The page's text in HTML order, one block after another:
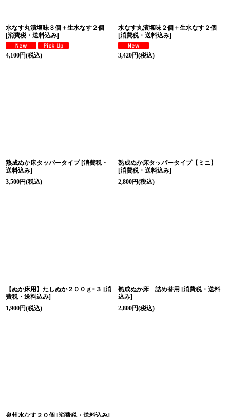
水なす丸漬塩味３個＋生水なす２個
[消費税・送料込み]
4,100円(税込)
水なす丸漬塩味２個＋生水なす２個
[消費税・送料込み]
3,420円(税込)
熟成ぬか床タッパータイプ [消費税・
送料込み]
3,500円(税込)
熟成ぬか床タッパータイプ【ミニ】
[消費税・送料込み]
2,800円(税込)
【ぬか床用】たしぬか２００ｇ×３ [消
費税・送料込み]
1,900円(税込)
熟成ぬか床 詰め替用 [消費税・送料
込み]
2,800円(税込)
泉州水なす２０個 [消費税・送料込み]